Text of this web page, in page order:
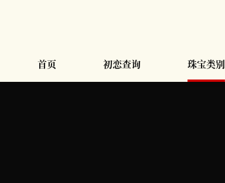
首页 初恋查询 珠宝类别